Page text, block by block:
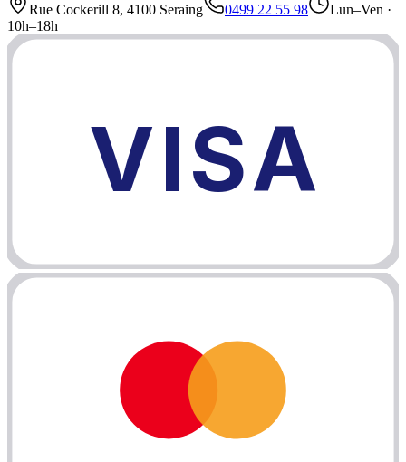
Rue Cockerill 8, 4100 Seraing 0499 22 55 98
Lun–Ven ·
10h–18h
VISA